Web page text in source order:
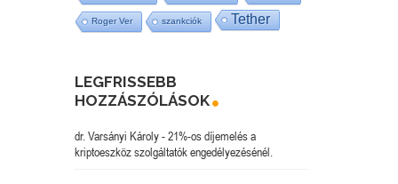
Roger Ver szankciók Tether
LEGFRISSEBB
HOZZÁSZÓLÁSOK
dr. Varsányi Károly-21%-os díjemelés a
kriptoeszköz szolgáltatók engedélyezésénél.